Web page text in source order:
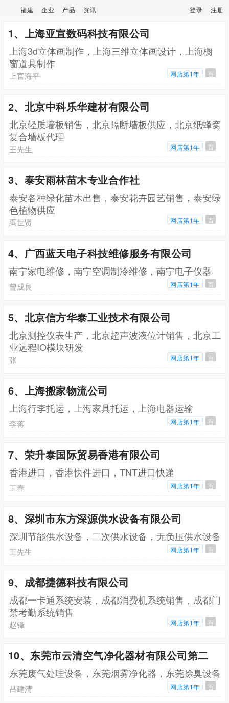
福建 企业 产品 资讯 登录 注册
1、上海亚宣数码科技有限公司
上海3d立体画制作，上海三维立体画设计，上海橱
窗道具制作
上官海平 网店第1年 百
2、北京中科乐华建材有限公司
北京轻质墙板销售，北京隔断墙板供应，北京纸蜂窝
复合墙板代理
王先生 网店第1年 百
3、泰安雨林苗木专业合作社
泰安各种绿化苗木出售，泰安花卉园艺销售，泰安绿
色植物供应
禹世贤 网店第1年 百
4、广西蓝天电子科技维修服务有限公司
南宁家电维修，南宁空调制冷维修，南宁电子仪器
曾成良 网店第1年 百
5、北京信方华泰工业技术有限公司
北京测控仪表生产，北京超声波液位计销售，北京工
业远程IO模块研发
张 网店第1年 百
6、上海搬家物流公司
上海行李托运，上海家具托运，上海电器运输
李蒋 网店第1年 百
7、荣升泰国际贸易香港有限公司
香港进口，香港快件进口，TNT进口快递
王春 网店第1年 百
8、深圳市东方深源供水设备有限公司
深圳节能供水设备，二次供水设备，无负压供水设备
王先生 网店第1年 百
9、成都捷德科技有限公司
成都一卡通系统安装，成都消费机系统销售，成都门
禁考勤系统销售
赵锋 网店第1年 百
10、东莞市云清空气净化器材有限公司第二
东莞废气处理设备，东莞烟雾净化器，东莞除臭设备
吕建清 网店第1年 百